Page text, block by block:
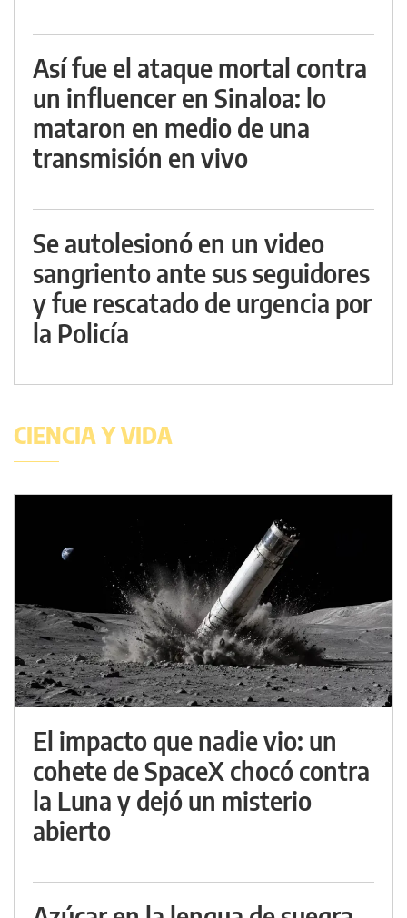
Así fue el ataque mortal contra
un influencer en Sinaloa: lo
mataron en medio de una
transmisión en vivo
Se autolesionó en un video
sangriento ante sus seguidores
y fue rescatado de urgencia por
la Policía
CIENCIA Y VIDA
El impacto que nadie vio: un
cohete de SpaceX chocó contra
la Luna y dejó un misterio
abierto